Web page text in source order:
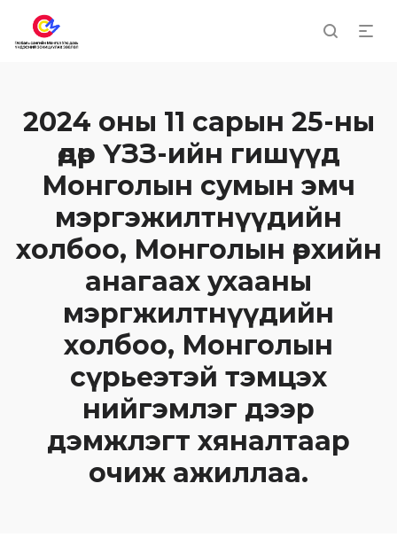
2024 оны 11 сарын 25-ны
өдөр ҮЗЗ-ийн гишүүд
Монголын сумын эмч
мэргэжилтнүүдийн
холбоо, Монголын өрхийн
анагаах ухааны
мэргжилтнүүдийн
холбоо, Монголын
сүрьеэтэй тэмцэх
нийгэмлэг дээр
дэмжлэгт хяналтаар
очиж ажиллаа.